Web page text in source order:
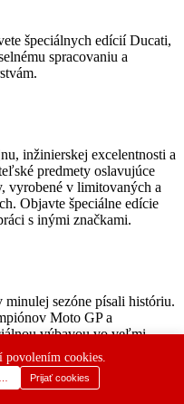
špeciálnych edícií Ducati,
spracovaniu a
inžinierskej excelentnosti a
predmety oslavujúce
vyrobené v limitovaných a
Objavte špeciálne edície
s inými značkami.
sezóne písali históriu.
Moto GP a
výbavou vo veľmi
vzdáva hold vášmu
povolením cookies.
Prijať cookies